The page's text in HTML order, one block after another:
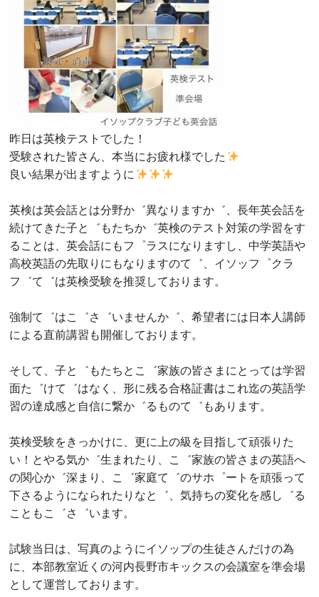
昨日は英検テストでした！
受験された皆さん、本当にお疲れ様でした
良い結果が出ますように
英検は英会話とは分野か゛異なりますか゛、長年英会話を
続けてきた子と゛もたちか゛英検のテスト対策の学習をす
ることは、英会話にもフ゜ラスになりますし、中学英語や
高校英語の先取りにもなりますのて゛、イソッフ゜クラ
フ゛て゛は英検受験を推奨しております。
強制て゛はこ゛さ゛いませんか゛、希望者には日本人講師
による直前講習も開催しております。
そして、子と゛もたちとこ゛家族の皆さまにとっては学習
面た゛けて゛はなく、形に残る合格証書はこれ迄の英語学
習の達成感と自信に繋か゛るものて゛もあります。
英検受験をきっかけに、更に上の級を目指して頑張りた
い！とやる気か゛生まれたり、こ゛家族の皆さまの英語へ
の関心か゛深まり、こ゛家庭て゛のサホ゜ートを頑張って
下さるようになられたりなと゛、気持ちの変化を感し゛る
こともこ゛さ゛います。
試験当日は、写真のようにイソップの生徒さんだけの為
に、本部教室近くの河内長野市キックスの会議室を準会場
として運営しております。